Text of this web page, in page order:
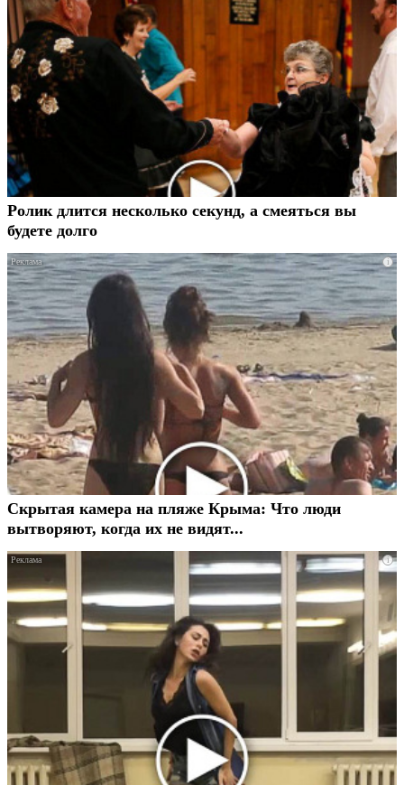
Ролик длится несколько секунд, а смеяться вы
будете долго
i
Скрытая камера на пляже Крыма: Что люди
вытворяют, когда их не видят...
i